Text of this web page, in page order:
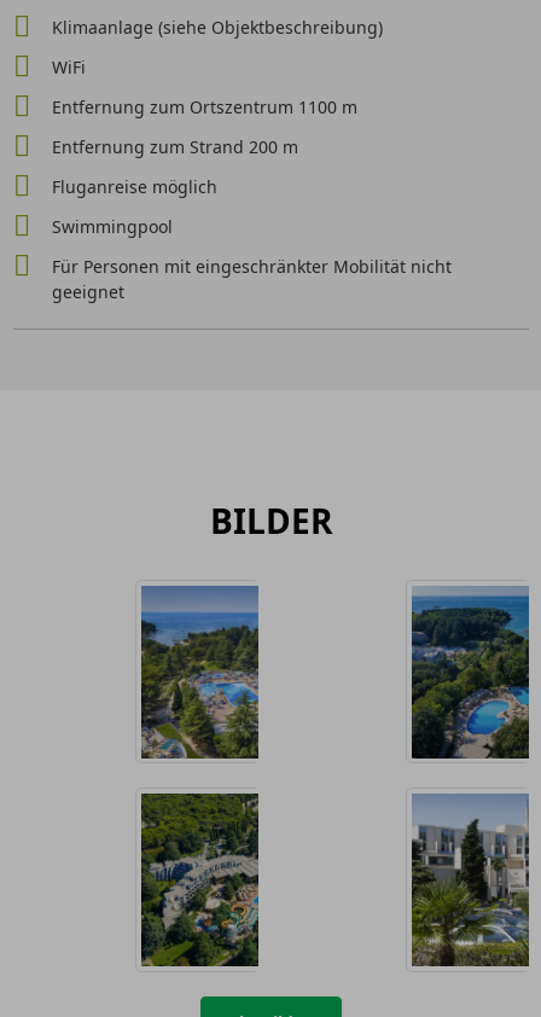
Klimaanlage (siehe Objektbeschreibung)
WiFi
Entfernung zum Ortszentrum 1100 m
Entfernung zum Strand 200 m
Fluganreise möglich
Swimmingpool
Für Personen mit eingeschränkter Mobilität nicht
geeignet
BILDER